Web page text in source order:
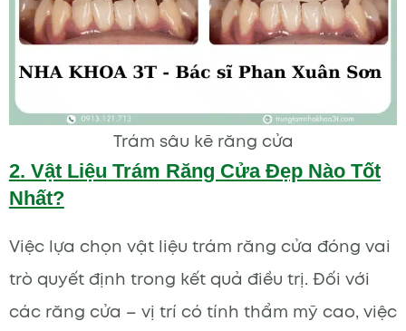
Trám sâu kẽ răng cửa
2. Vật Liệu Trám Răng Cửa Đẹp Nào Tốt
Nhất?
Việc lựa chọn vật liệu trám răng cửa đóng vai
trò quyết định trong kết quả điều trị. Đối với
các răng cửa – vị trí có tính thẩm mỹ cao, việc